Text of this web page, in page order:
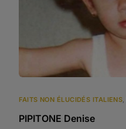
FAITS NON ÉLUCIDÉS ITALIENS
PIPITONE Denise